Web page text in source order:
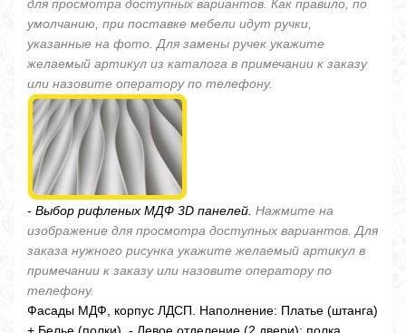
для просмотра доступных вариантов. Как правило, по
умолчанию, при поставке мебели идут ручки,
указанные на фото. Для замены ручек укажите
желаемый артикул из каталога в примечании к заказу
или назовите оператору по телефону.
- Выбор рифленых МДФ 3D панелей. Нажмите на
изображение для просмотра доступных вариантов. Для
заказа нужного рисунка укажите желаемый артикул в
примечании к заказу или назовите оператору по
телефону.
Фасады МДФ, корпус ЛДСП. Наполнение: Платье (штанга)